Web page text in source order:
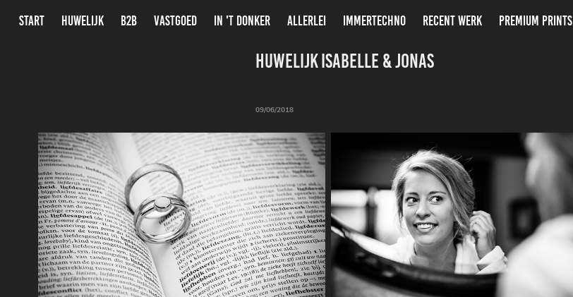
START HUWELIJK B2B VASTGOED IN 'T DONKER ALLERLEI IMMERTECHNO RECENT WERK PREMIUM PRINTS
Huwelijk Isabelle & Jonas
09/06/2018